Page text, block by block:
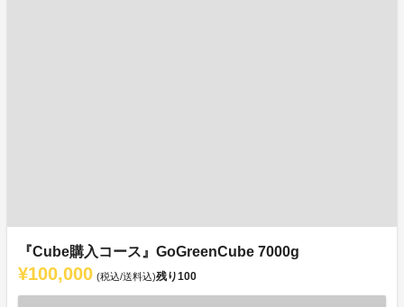
『Cube購入コース』GoGreenCube 7000g
¥100,000 (税込/送料込)残り100